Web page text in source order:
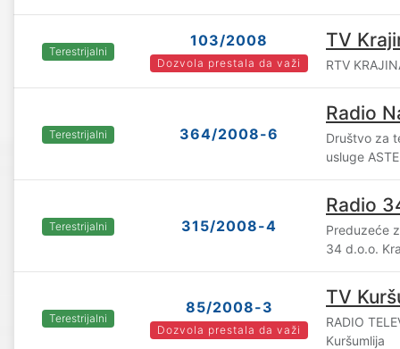
Terestrijalni
103/2008
Dozvola prestala da važi
TV
RTV
Terestrijalni 364/2008-6
Radio
Društvo za
usluge
Terestrijalni 315/2008-4
Radio
Preduzeće
34 d.o.o.
Terestrijalni
85/2008-3
Dozvola prestala da važi
TV
RADIO
Kuršumlija